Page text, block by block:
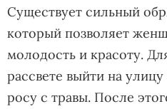
Существует сильный
который позволяет
молодость и красоту.
рассвете выйти на
росу с травы. После